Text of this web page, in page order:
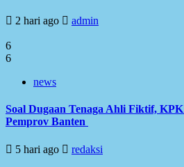
2 hari ago admin
6
6
news
Soal Dugaan Tenaga Ahli Fiktif,
Pemprov Banten
5 hari ago redaksi